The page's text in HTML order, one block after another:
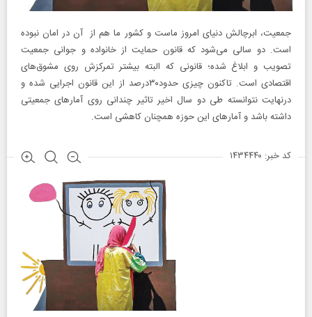
جمعیت، ابرچالش دنیای امروز ماست و کشور ما هم از آن در امان نبوده
است. دو سالی می‌شود که قانون حمایت از خانواده و جوانی جمعیت
تصویب و ابلاغ شده؛ قانونی که البته بیشتر تمرکزش روی مشوق‌های
اقتصادی است. تاکنون چیزی حدود۳۰درصد از این قانون اجرایی شده و
درنهایت نتوانسته طی دو سال اخیر تاثیر چندانی روی آمارهای جمعیتی
داشته باشد و آمارهای این حوزه همچنان کاهشی است.
کد خبر: ۱۴۳۴۴۴۰